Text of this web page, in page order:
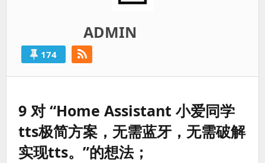
ADMIN
174
9 对 “Home Assistant 小爱同学
tts极简方案，无需蓝牙，无需破解
实现tts。”的想法；